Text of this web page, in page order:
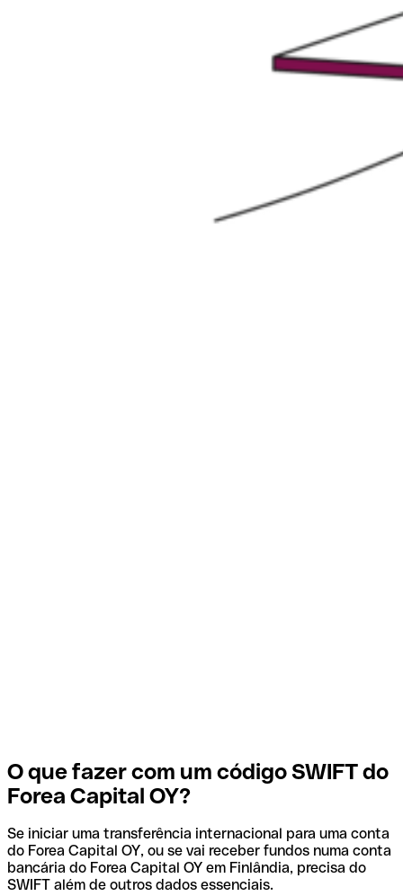
O que fazer com um código SWIFT do
Forea Capital OY?
Se iniciar uma transferência internacional para uma conta
do Forea Capital OY, ou se vai receber fundos numa conta
bancária do Forea Capital OY em Finlândia, precisa do
SWIFT além de outros dados essenciais.